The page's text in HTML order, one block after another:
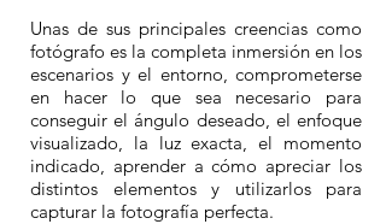
Unas de sus principales creencias como
fotógrafo es la completa inmersión en los
escenarios y el entorno, comprometerse
en hacer lo que sea necesario para
conseguir el ángulo deseado, el enfoque
visualizado, la luz exacta, el momento
indicado, aprender a cómo apreciar los
distintos elementos y utilizarlos para
capturar la fotografía perfecta.